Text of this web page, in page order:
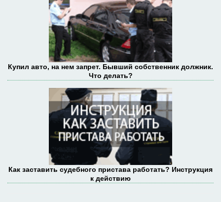
Купил авто, на нем запрет. Бывший собственник должник.
Что делать?
Как заставить судебного пристава работать? Инструкция
к действию